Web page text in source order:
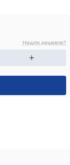
Нашли дешевле?